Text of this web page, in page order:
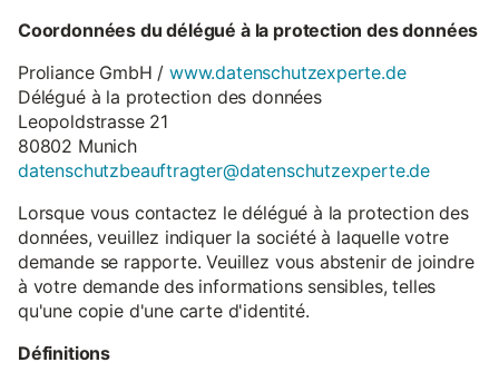
Coordonnées du délégué à la protection des données
Proliance GmbH /www.datenschutzexperte.de
Délégué à la protection des données
Leopoldstrasse 21
80802 Munich
datenschutzbeauftragter@datenschutzexperte.de
Lorsque vous contactez le délégué à la protection des
données, veuillez indiquer la société à laquelle votre
demande se rapporte. Veuillez vous abstenir de joindre
à votre demande des informations sensibles, telles
qu'une copie d'une carte d'identité.
Définitions